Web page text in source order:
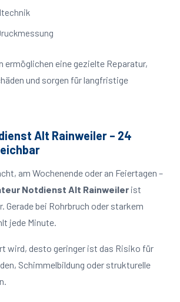
ermöglichen eine gezielte Reparatur,
und sorgen für langfristige
Alt Rainweiler – 24
am Wochenende oder an Feiertagen –
Notdienst Alt Rainweilerist
Gerade bei Rohrbruch oder starkem
jede Minute.
wird, desto geringer ist das Risiko für
Schimmelbildung oder strukturelle